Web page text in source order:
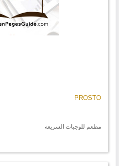
PROSTO
مطعم للوجبات السريعة